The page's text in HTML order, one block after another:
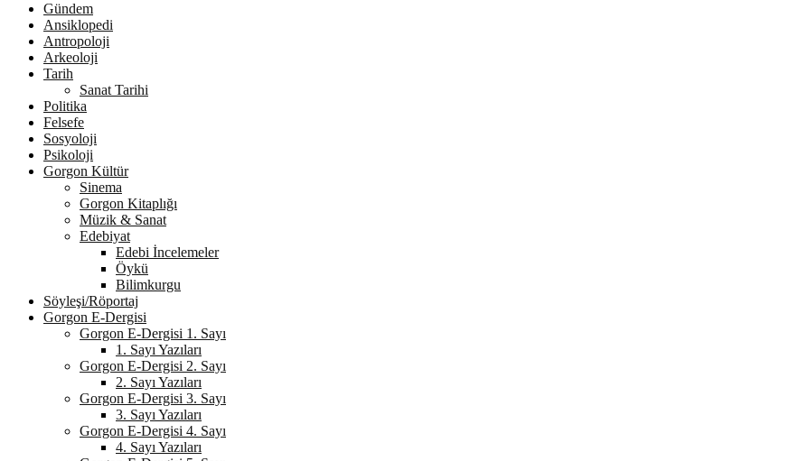
Gündem
Ansiklopedi
Antropoloji
Arkeoloji
Tarih
Sanat Tarihi
Politika
Felsefe
Sosyoloji
Psikoloji
Gorgon Kültür
Sinema
Gorgon Kitaplığı
Müzik & Sanat
Edebiyat
Edebi İncelemeler
Öykü
Bilimkurgu
Söyleşi/Röportaj
Gorgon E-Dergisi
Gorgon E-Dergisi 1. Sayı
1. Sayı Yazıları
Gorgon E-Dergisi 2. Sayı
2. Sayı Yazıları
Gorgon E-Dergisi 3. Sayı
3. Sayı Yazıları
Gorgon E-Dergisi 4. Sayı
4. Sayı Yazıları